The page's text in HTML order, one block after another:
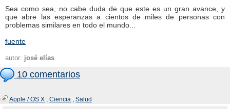
Sea como sea, no cabe duda de que este es un gran avance, y
que abre las esperanzas a cientos de miles de personas con
problemas similares en todo el mundo...
fuente
autor: josé elías
10 comentarios
Apple / OS X , Ciencia , Salud